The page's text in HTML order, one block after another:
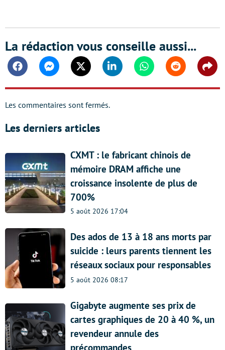
La rédaction vous conseille aussi...
FacebookMessengerTwitter Linkedin WhatsappReddit
Les commentaires sont fermés.
Les derniers articles
CXMT : le fabricant chinois de
mémoire DRAM affiche une
croissance insolente de plus de
700%
5 août 2026 17:04
Des ados de 13 à 18 ans morts par
suicide : leurs parents tiennent les
réseaux sociaux pour responsables
5 août 2026 08:17
Gigabyte augmente ses prix de
cartes graphiques de 20 à 40 %, un
revendeur annule des
précommandes